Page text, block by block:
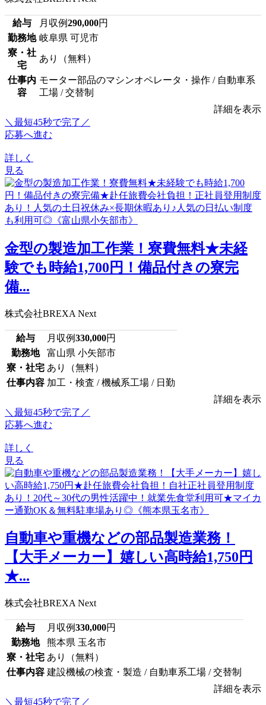
給与 月収例290,000円
勤務地 岐阜県 可児市
寮・社
宅
あり（無料）
仕事内
容
モーター部品のマシンオペレータ・操作 / 自動車系
工場 / 交替制
詳細を表示
＼最短45秒で完了／
応募へ進む
詳しく
見る
金型の製造加工作業！寮費無料★未経
験でも時給1,700円！備品付きの寮完
備...
株式会社BREXA Next
給与 月収例330,000円
勤務地
富山県 小矢部市
寮・社宅 あり（無料）
仕事内容 加工・検査 / 機械系工場 / 日勤
詳細を表示
＼最短45秒で完了／
応募へ進む
詳しく
見る
自動車や重機などの部品製造業務！
【大手メーカー】嬉しい高時給1,750円
★...
株式会社BREXA Next
給与 月収例330,000円
勤務地
熊本県 玉名市
寮・社宅 あり（無料）
仕事内容 建設機械の検査・製造 / 自動車系工場 / 交替制
詳細を表示
＼最短45秒で完了／